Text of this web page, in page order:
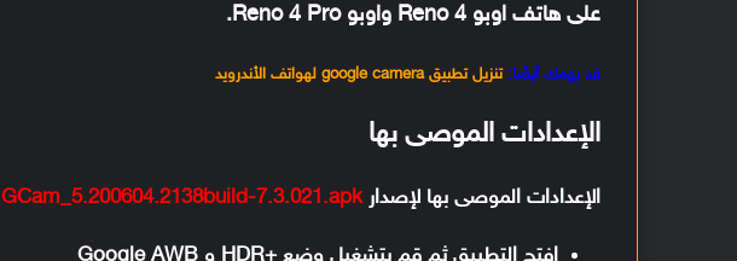
على هاتف اوبو Reno 4 واوبو Reno 4 Pro.
قد يهمك أيضًا: تنزيل تطبيق google camera لهواتف الأندرويد
الإعدادات الموصى بها
الإعدادات الموصى بها لإصدارGCam_5.200604.2138build-7.3.021.apk:
افتح التطبيق ثم قم بتشغيل وضع +HDR و Google AWB